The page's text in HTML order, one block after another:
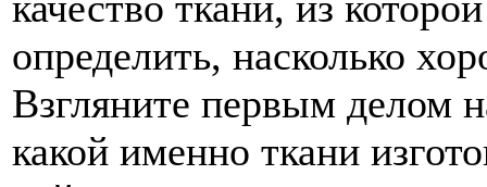
определить, насколько
Взгляните первым делом
какой именно ткани